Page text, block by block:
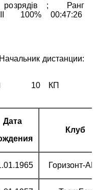
розрядів ; Ранг
100% 00:47:26
Начальник дистанции:
км 10 КП
Дата
Клуб
Горизонт-